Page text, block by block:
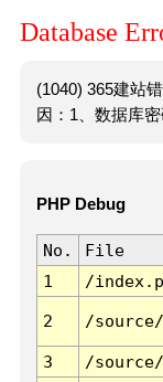
Database
(1040) 365建站
因：1、数据库
PHP Debug
No. File
1
/
2 /
3 /